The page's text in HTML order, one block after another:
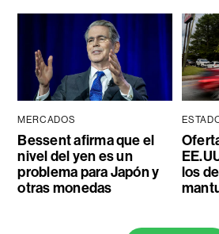
MERCADOS
Bessent afirma que el
nivel del yen es un
problema para Japón y
otras monedas
los